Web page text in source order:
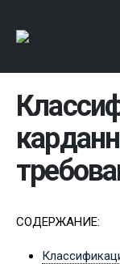
СОДЕРЖАНИЕ: